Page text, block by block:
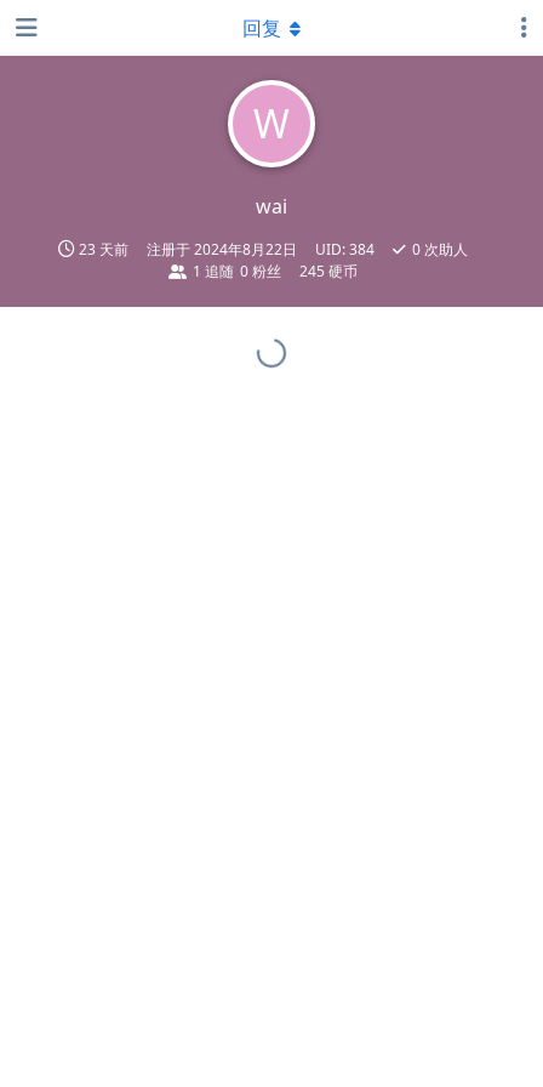
W
wai
23 天前 注册于2024年8月22日 UID:384 0次助人
1 追随 0 粉丝 245 硬币
回复